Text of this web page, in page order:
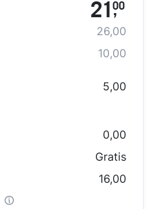
21 ,
00
26,00
10,00
5,00
0,00
Gratis
16,00